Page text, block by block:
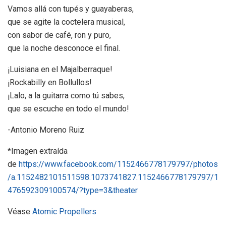
Vamos allá con tupés y guayaberas,
que se agite la coctelera musical,
con sabor de café, ron y puro,
que la noche desconoce el final.
¡Luisiana en el Majalberraque!
¡Rockabilly en Bollullos!
¡Lalo, a la guitarra como tú sabes,
que se escuche en todo el mundo!
-Antonio Moreno Ruiz
*Imagen extraída
de https://www.facebook.com/1152466778179797/photos
/a.1152482101511598.1073741827.1152466778179797/1
476592309100574/?type=3&theater
Véase Atomic Propellers